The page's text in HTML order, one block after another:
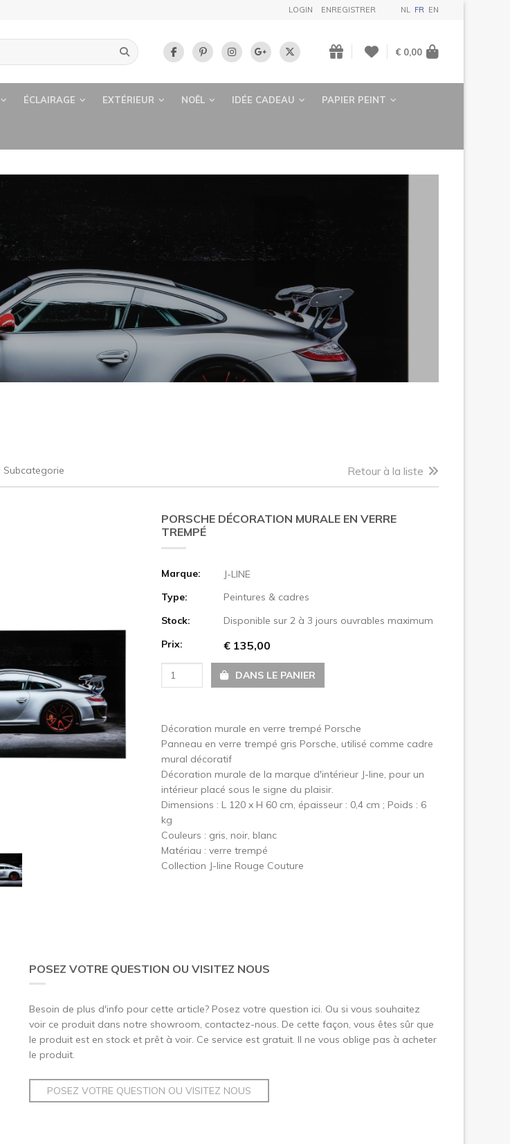
LOGIN ENREGISTRER NL FR EN
€ 0,00
ÉCLAIRAGE EXTÉRIEUR NOËL IDÉE CADEAU PAPIER PEINT
Subcategorie Retour à la liste
Suivant
PORSCHE DÉCORATION MURALE EN VERRE
TREMPÉ
Marque:
J-LINE
Type:
Peintures & cadres
Stock:
Disponible sur 2 à 3 jours ouvrables maximum
Prix:
€ 135,00
DANS LE PANIER
Décoration murale en verre trempé Porsche
Panneau en verre trempé gris Porsche, utilisé comme cadre
mural décoratif
Décoration murale de la marque d'intérieur J-line, pour un
intérieur placé sous le signe du plaisir.
Dimensions : L 120 x H 60 cm, épaisseur : 0,4 cm ; Poids : 6
kg
Couleurs : gris, noir, blanc
Matériau : verre trempé
Collection J-line Rouge Couture
POSEZ VOTRE QUESTION OU VISITEZ NOUS
Besoin de plus d'info pour cette article? Posez votre question ici. Ou si vous souhaitez
voir ce produit dans notre showroom, contactez-nous. De cette façon, vous êtes sûr que
le produit est en stock et prêt à voir. Ce service est gratuit. Il ne vous oblige pas à acheter
le produit.
POSEZ VOTRE QUESTION OU VISITEZ NOUS